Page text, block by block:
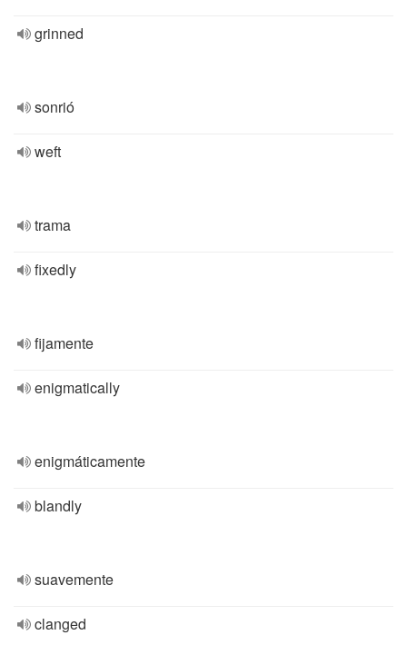
grinned
sonrió
weft
trama
fixedly
fijamente
enigmatically
enigmáticamente
blandly
suavemente
clanged